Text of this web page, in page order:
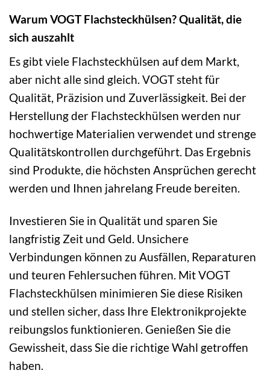
Warum VOGT Flachsteckhülsen? Qualität, die
sich auszahlt
Es gibt viele Flachsteckhülsen auf dem Markt,
aber nicht alle sind gleich. VOGT steht für
Qualität, Präzision und Zuverlässigkeit. Bei der
Herstellung der Flachsteckhülsen werden nur
hochwertige Materialien verwendet und strenge
Qualitätskontrollen durchgeführt. Das Ergebnis
sind Produkte, die höchsten Ansprüchen gerecht
werden und Ihnen jahrelang Freude bereiten.
Investieren Sie in Qualität und sparen Sie
langfristig Zeit und Geld. Unsichere
Verbindungen können zu Ausfällen, Reparaturen
und teuren Fehlersuchen führen. Mit VOGT
Flachsteckhülsen minimieren Sie diese Risiken
und stellen sicher, dass Ihre Elektronikprojekte
reibungslos funktionieren. Genießen Sie die
Gewissheit, dass Sie die richtige Wahl getroffen
haben.